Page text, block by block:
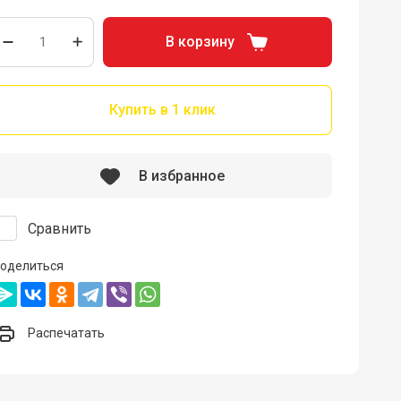
В корзину
Купить в 1 клик
Сравнить
В избранное
Распечатать